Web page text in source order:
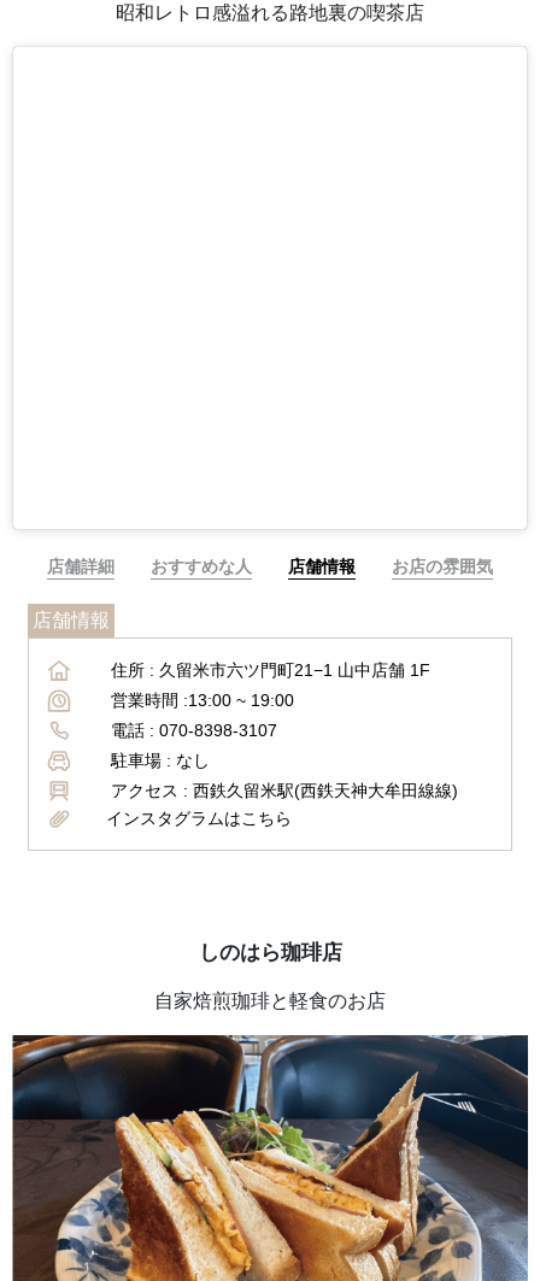
昭和レトロ感溢れる路地裏の喫茶店
店舗詳細 おすすめな人 店舗情報 お店の雰囲気
店舗情報
住所 : 久留米市六ツ門町21−1 山中店舗 1F
営業時間 :13:00 ~ 19:00
電話 : 070-8398-3107
駐車場 : なし
アクセス : 西鉄久留米駅(西鉄天神大牟田線線)
インスタグラムはこちら
しのはら珈琲店
自家焙煎珈琲と軽食のお店